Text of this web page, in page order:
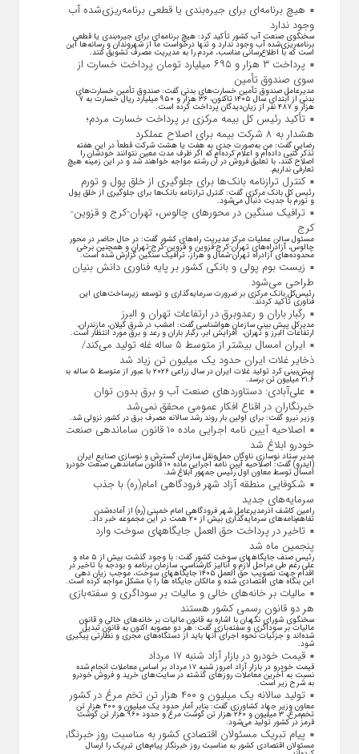
هیچ برنامه‌ای برای جیره‌بندی یا قطعی برنامه‌ریزی‌شده آب
وجود ندارد
سخنگوی صنعت آب کشور تأکید کرد: هیچ برنامه‌ای برای جیره‌بندی یا قطعی
برنامه‌ریزی‌شده آب وجود ندارد و تنها درخواست ما از شهروندان و رسانه‌ها این
است که با اطلاع‌رسانی مناسب، مردم را به مدیریت مصرف تشویق کنند.
پرداخت ۳ هزار و ۶۹۵ میلیارد تومان پرداخت خسارت از
سوی صندوق تأمین
مدیرعامل صندوق تأمین خسارت‌های بدنی گفت: صندوق تأمین خسارت‌های
بدنی از ابتدای سال ۱۴۰۵ تاکنون، ۳۶ هزار و ۹۵۰ میلیارد ریال خسارت به ۷
هزار و ۴۸۷ نفر از زیان‌دیدگان پرداخت کرده است.
تأکید رئیس کل بیمه مرکزی بر پرداخت خسارت مردم؛
هشدار به ۸ شرکت‌ بیمه برای اصلاح عملکرد
رضایی گفت: من به‌صورت جدی به هفت یا هشت شرکت قطعاً در این هفته
تذکر کتبی داده‌ام و اعلام کرده‌ام که اگر ظرف مدت معین نتوانند خودشان را
اصلاح کنند، با تعلیق فروش در آن رشته مواجه خواهند شد و در این زمینه هیچ
تعارفی نداریم.
کنترل ترازنامه بانک‌ها برای جلوگیری از خلق پول و تورم
رئیس کل بانک مرکزی گفت: کنترل ترازنامه بانک‌ها برای جلوگیری از خلق پول
و تورم با جدیت دنبال می‌شود.
ترافیک سنگین در محورهای چالوس، تهران-کرج و قزوین-
کرج
مسئول سالن عملیات مرکز مدیریت راه‌های کشور گفت: در حال حاضر در محور
چالوس، آزادراه‌های تهران-کرج-قزوین و قزوین-کرج-تهران و همچنین برخی
محدوده‌های آزادراه تهران-شمال و هراز، ترافیک سنگین گزارش شده است.
زیست بوم پولی و بانکی کشور بر پایه فناوری دانش بنیان
طراحی می‌شود
رئیس‌کل بانک مرکزی بر ضرورت سرمایه‌گذاری و توسعه زیرساخت‌های این
فناوری تأکید کردند.
رگبار باران و رعدوبرق در ارتفاعات تهران و البرز
مدیرکل پیش بینی سازمان هواشناسی گفت: امشب در شرق گیلان، مازندران،
ارتفاعات البرز و تهران، افزایش ابر، رگبار باران و رعد و برق مورد انتظار است.
ایران امسال بیشتر از متوسط ۵ ساله غله تولید می‌کند/
ذخایر غلات ایران حدود یک میلیون تن زیاد شد
پیش‌بینی کرد تولید غلات ایران در سال زراعی ۲۰۲۶ با عبور از متوسط ۵ ساله به
۲۱.۶ میلیون تن برسد.
علی‌آبادی: دستاورد‌های صنعت آب و برق بدون توان
خبرنگاران در اقناع افکار عمومی محقق نمی‌شد
وزیر نیرو گفت: برای اولین بار روند رشد سالانه مصرف برق در کشور نزولی شد.
اصلاحیه آیین نامه اجرایی ماده ۱۰ قانون ساماندهی صنعت
خودرو ابلاغ شد
مدیر ستاد نوسازی ناوگان حمل‌ونقل سازمان گسترش و نوسازی صنایع ایران
(ایدرو) گفت: اصلاحیه آیین نامه اجرایی ماده ۱۰ قانون ساماندهی صنعت خودرو
امسال توسط معاون اول رئیس جمهور ابلاغ شد.
شکوفایی منطقه آزاد شهر فرودگاهی امام(ره) با جذب
سرمایه‌های جدید
رامین کاشف اذرمدیرعامل شهر فرودگاهی امام خمینی (ره) از آماده‌شدن
تفاهم‌نامه‌های سرمایه‌گذاری بیش از ۲۰ همت در این مجموعه خبر داد.
تاخیر در پرداخت حق العمل جایگاههای سوخت وارد
پنجمین ماه شد
رئیس صنف جایگاههای سوخت کشور گفت: با وجود گذشت بیش از ۵ ماه و
علی رغم طی مراحل لازم و آنالیز کارشناسی، سازمان برنامه و بودجه با تاخیر در
اقدام جهت تصویب حق العمل ۱۴۰۵ جایگاههای سوخت، موجب زیان دهی
این بنگاه های اقتصادی شده و مالکان جایگاه ها را با مشکل مواجه کرده است.
مالیات بر خانه‌های خالی و مالیات بر سوداگری و سفته‌بازی
هر دو قانون رسمی کشور هستند
سخنگوی شورای نگهبان با اشاره به قانون مالیات بر خانه‌های خالی و قانون
مالیات بر سوداگری و سفته‌بازی گفت: هر دو مصوبه اکنون به قانون تبدیل
شده‌اند و جزئیات نحوه اجرای آنها باید از دستگاه‌های مجری و نظارتی پیگیری
شود.
قیمت خودرو در بازار آزاد شنبه ۱۷ مرداد
قیمت خودرو در بازار آزاد امروز شنبه ۱۷ مرداد بر اساس معاملات انجام شده
نسبت به آخرین معاملات روز‌های گذشته در سایت‌های خرید و فروش خودرو
به شرح زیر است.
تولید سالانه یک میلیون و ۴۰۰ هزار تن تخم مرغ در کشور
معاون وزیر جهاد کشاورزی گفت: بنابر آمار حدود یک میلیون و ۴۰۰ هزار تن
تخم‌مرغ، ۳ میلیون و ۲۶۰ هزار تن گوشت مرغ و حدود ۹۶۰ هزار تن گوشت
قرمز در کشور تولید می‌شود.
پیام تبریک مسئولان اقتصادی کشور به مناسبت روز خبرنگار
مسئولان اقتصادی کشور به مناسبت روز خبرنگار پیام‌های تبریک را ارسال